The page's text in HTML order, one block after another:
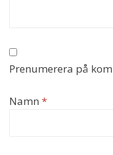
Prenumerera på
Namn *